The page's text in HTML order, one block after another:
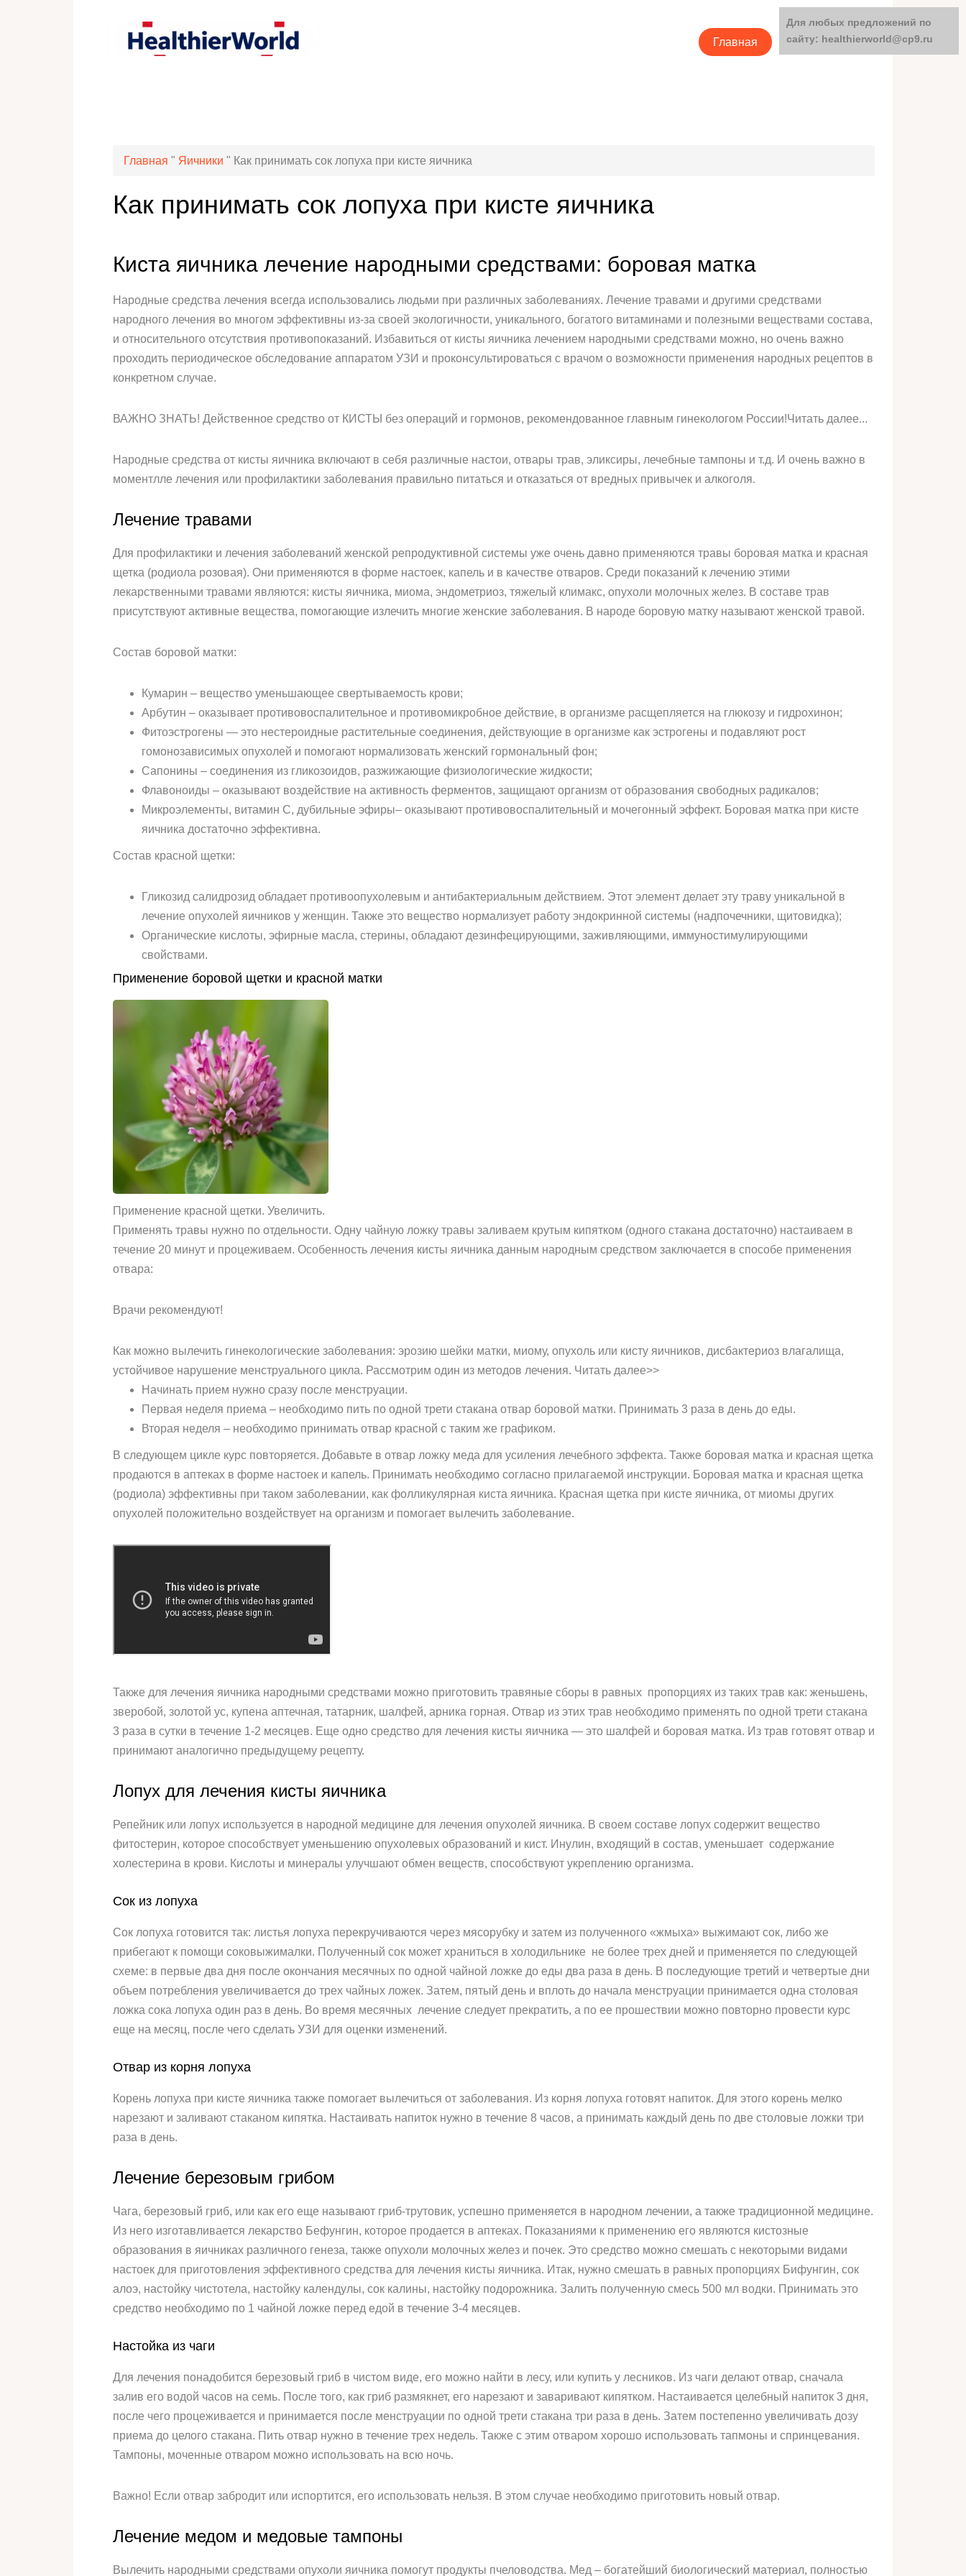
Главная Категории
Главная " Яичники " Как принимать сок лопуха при кисте яичника
Как принимать сок лопуха при кисте яичника
Киста яичника лечение народными средствами: боровая матка
Народные средства лечения всегда использовались людьми при различных заболеваниях. Лечение травами и другими средствами
народного лечения во многом эффективны из-за своей экологичности, уникального, богатого витаминами и полезными веществами состава,
и относительного отсутствия противопоказаний. Избавиться от кисты яичника лечением народными средствами можно, но очень важно
проходить периодическое обследование аппаратом УЗИ и проконсультироваться с врачом о возможности применения народных рецептов в
конкретном случае.
ВАЖНО ЗНАТЬ! Действенное средство от КИСТЫ без операций и гормонов, рекомендованное главным гинекологом России!Читать далее...
Народные средства от кисты яичника включают в себя различные настои, отвары трав, эликсиры, лечебные тампоны и т.д. И очень важно в
моментлле лечения или профилактики заболевания правильно питаться и отказаться от вредных привычек и алкоголя.
Лечение травами
Для профилактики и лечения заболеваний женской репродуктивной системы уже очень давно применяются травы боровая матка и красная
щетка (родиола розовая). Они применяются в форме настоек, капель и в качестве отваров. Среди показаний к лечению этими
лекарственными травами являются: кисты яичника, миома, эндометриоз, тяжелый климакс, опухоли молочных желез. В составе трав
присутствуют активные вещества, помогающие излечить многие женские заболевания. В народе боровую матку называют женской травой.
Состав боровой матки:
Кумарин – вещество уменьшающее свертываемость крови;
Арбутин – оказывает противовоспалительное и противомикробное действие, в организме расщепляется на глюкозу и гидрохинон;
Фитоэстрогены — это нестероидные растительные соединения, действующие в организме как эстрогены и подавляют рост
гомонозависимых опухолей и помогают нормализовать женский гормональный фон;
Сапонины – соединения из гликозоидов, разжижающие физиологические жидкости;
Флавоноиды – оказывают воздействие на активность ферментов, защищают организм от образования свободных радикалов;
Микроэлементы, витамин C, дубильные эфиры– оказывают противовоспалительный и мочегонный эффект. Боровая матка при кисте
яичника достаточно эффективна.
Состав красной щетки:
Гликозид салидрозид обладает противоопухолевым и антибактериальным действием. Этот элемент делает эту траву уникальной в
лечение опухолей яичников у женщин. Также это вещество нормализует работу эндокринной системы (надпочечники, щитовидка);
Органические кислоты, эфирные масла, стерины, обладают дезинфецирующими, заживляющими, иммуностимулирующими
свойствами.
Применение боровой щетки и красной матки
Применение красной щетки. Увеличить.
Применять травы нужно по отдельности. Одну чайную ложку травы заливаем крутым кипятком (одного стакана достаточно) настаиваем в
течение 20 минут и процеживаем. Особенность лечения кисты яичника данным народным средством заключается в способе применения
отвара:
Врачи рекомендуют!
Как можно вылечить гинекологические заболевания: эрозию шейки матки, миому, опухоль или кисту яичников, дисбактериоз влагалища,
устойчивое нарушение менструального цикла. Рассмотрим один из методов лечения. Читать далее>>
Начинать прием нужно сразу после менструации.
Первая неделя приема – необходимо пить по одной трети стакана отвар боровой матки. Принимать 3 раза в день до еды.
Вторая неделя – необходимо принимать отвар красной с таким же графиком.
В следующем цикле курс повторяется. Добавьте в отвар ложку меда для усиления лечебного эффекта. Также боровая матка и красная щетка
продаются в аптеках в форме настоек и капель. Принимать необходимо согласно прилагаемой инструкции. Боровая матка и красная щетка
(родиола) эффективны при таком заболевании, как фолликулярная киста яичника. Красная щетка при кисте яичника, от миомы других
опухолей положительно воздействует на организм и помогает вылечить заболевание.
Также для лечения яичника народными средствами можно приготовить травяные сборы в равных пропорциях из таких трав как: женьшень,
зверобой, золотой ус, купена аптечная, татарник, шалфей, арника горная. Отвар из этих трав необходимо применять по одной трети стакана
3 раза в сутки в течение 1-2 месяцев. Еще одно средство для лечения кисты яичника — это шалфей и боровая матка. Из трав готовят отвар и
принимают аналогично предыдущему рецепту.
Лопух для лечения кисты яичника
Репейник или лопух используется в народной медицине для лечения опухолей яичника. В своем составе лопух содержит вещество
фитостерин, которое способствует уменьшению опухолевых образований и кист. Инулин, входящий в состав, уменьшает содержание
холестерина в крови. Кислоты и минералы улучшают обмен веществ, способствуют укреплению организма.
Сок из лопуха
Сок лопуха готовится так: листья лопуха перекручиваются через мясорубку и затем из полученного «жмыха» выжимают сок, либо же
прибегают к помощи соковыжималки. Полученный сок может храниться в холодильнике не более трех дней и применяется по следующей
схеме: в первые два дня после окончания месячных по одной чайной ложке до еды два раза в день. В последующие третий и четвертые дни
объем потребления увеличивается до трех чайных ложек. Затем, пятый день и вплоть до начала менструации принимается одна столовая
ложка сока лопуха один раз в день. Во время месячных лечение следует прекратить, а по ее прошествии можно повторно провести курс
еще на месяц, после чего сделать УЗИ для оценки изменений.
Отвар из корня лопуха
Корень лопуха при кисте яичника также помогает вылечиться от заболевания. Из корня лопуха готовят напиток. Для этого корень мелко
нарезают и заливают стаканом кипятка. Настаивать напиток нужно в течение 8 часов, а принимать каждый день по две столовые ложки три
раза в день.
Лечение березовым грибом
Чага, березовый гриб, или как его еще называют гриб-трутовик, успешно применяется в народном лечении, а также традиционной медицине.
Из него изготавливается лекарство Бефунгин, которое продается в аптеках. Показаниями к применению его являются кистозные
образования в яичниках различного генеза, также опухоли молочных желез и почек. Это средство можно смешать с некоторыми видами
настоек для приготовления эффективного средства для лечения кисты яичника. Итак, нужно смешать в равных пропорциях Бифунгин, сок
алоэ, настойку чистотела, настойку календулы, сок калины, настойку подорожника. Залить полученную смесь 500 мл водки. Принимать это
средство необходимо по 1 чайной ложке перед едой в течение 3-4 месяцев.
Настойка из чаги
Для лечения понадобится березовый гриб в чистом виде, его можно найти в лесу, или купить у лесников. Из чаги делают отвар, сначала
залив его водой часов на семь. После того, как гриб размякнет, его нарезают и заваривают кипятком. Настаивается целебный напиток 3 дня,
после чего процеживается и принимается после менструации по одной трети стакана три раза в день. Затем постепенно увеличивать дозу
приема до целого стакана. Пить отвар нужно в течение трех недель. Также с этим отваром хорошо использовать тапмоны и спринцевания.
Тампоны, моченные отваром можно использовать на всю ночь.
Важно! Если отвар забродит или испортится, его использовать нельзя. В этом случае необходимо приготовить новый отвар.
Лечение медом и медовые тампоны
Вылечить народными средствами опухоли яичника помогут продукты пчеловодства. Мед – богатейший биологический материал, полностью
Для любых предложений по
сайту: healthierworld@cp9.ru